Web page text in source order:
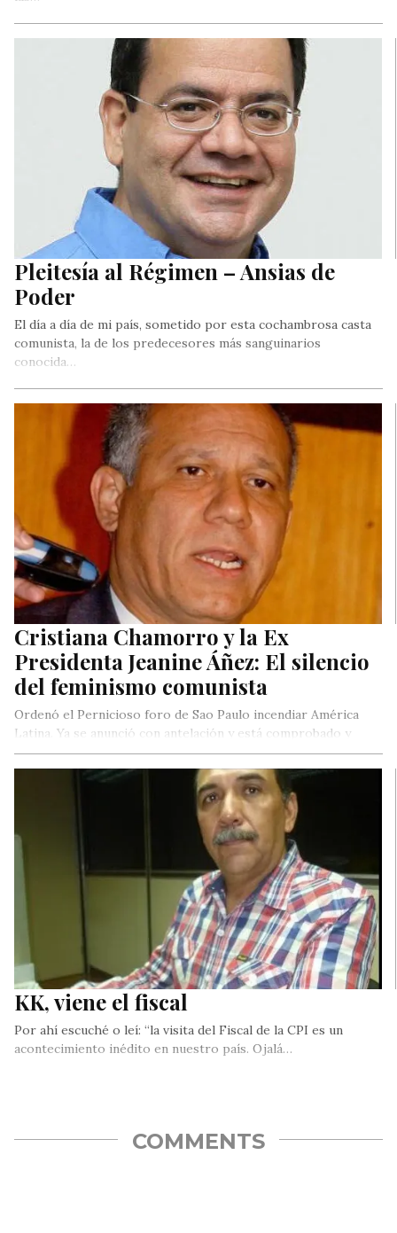
Pleitesía al Régimen – Ansias de
Poder
El día a día de mi país, sometido por esta cochambrosa casta
comunista, la de los predecesores más sanguinarios
conocida…
Cristiana Chamorro y la Ex
Presidenta Jeanine Áñez: El silencio
del feminismo comunista
Ordenó el Pernicioso foro de Sao Paulo incendiar América
Latina. Ya se anunció con antelación y está comprobado y
ejecutado….
KK, viene el fiscal
Por ahí escuché o leí: “la visita del Fiscal de la CPI es un
acontecimiento inédito en nuestro país. Ojalá…
COMMENTS